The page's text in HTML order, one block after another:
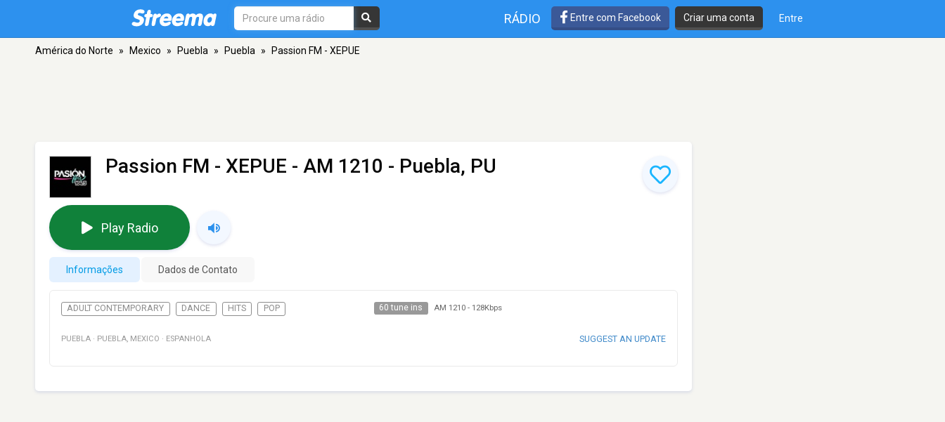
RÁDIO Entre com Facebook Criar uma conta Entre
América do Norte » Mexico » Puebla » Puebla » Passion FM - XEPUE
Passion FM - XEPUE - AM 1210 - Puebla, PU
Play Radio
Informações Dados de Contato
ADULT CONTEMPORARY DANCE HITS POP 60 tune ins AM 1210- 128Kbps
PUEBLA · PUEBLA, MEXICO · ESPANHOLA SUGGEST AN UPDATE